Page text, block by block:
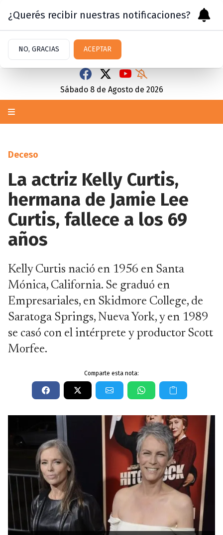
Sábado 8 de Agosto de 2026
Deceso
La actriz Kelly Curtis,
hermana de Jamie Lee
Curtis, fallece a los 69
años
Kelly Curtis nació en 1956 en Santa
Mónica, California. Se graduó en
Empresariales, en Skidmore College, de
Saratoga Springs, Nueva York, y en 1989
se casó con el intérprete y productor Scott
Morfee.
Comparte esta nota:
¿Querés recibir nuestras notificaciones?
NO, GRACIAS ACEPTAR